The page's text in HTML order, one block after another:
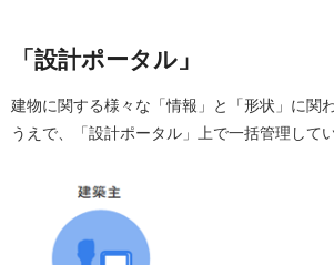
「設計ポータル」
建物に関する様々な「情報」と「形状」に関
うえで、「設計ポータル」上で一括管理して